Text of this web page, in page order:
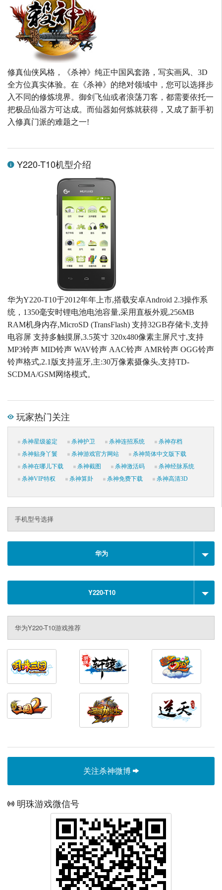
修真仙侠风格，《杀神》纯正中国风套路，写实画风、3D
全方位真实体验。在《杀神》的绝对领域中，您可以选择步
入不同的修炼境界。御剑飞仙或者浪荡刀客，都需要依托一
把极品仙器方可达成。而仙器如何炼就获得，又成了新手初
入修真门派的难题之一!
Y220-T10机型介绍
华为Y220-T10于2012年年上市,搭载安卓Android 2.3操作系
统，1350毫安时锂电池电池容量,采用直板外观,256MB
RAM机身内存,MicroSD (TransFlash) 支持32GB存储卡,支持
电容屏 支持多触摸屏,3.5英寸 320x480像素主屏尺寸,支持
MP3铃声 MID铃声 WAV铃声 AAC铃声 AMR铃声 OGG铃声
铃声格式,2.1版支持蓝牙,主:30万像素摄像头,支持TD-
SCDMA/GSM网络模式。
玩家热门关注
杀神星级鉴定 杀神护卫 杀神连招系统
杀神存档
杀神贴身丫鬟
杀神游戏官方网站
杀神简体中文版下载
杀神在哪儿下载
杀神截图 杀神激活码
杀神经脉系统
杀神VIP特权
杀神算卦 杀神免费下载 杀神高清3D
手机型号选择
华为
Y220-T10
华为Y220-T10游戏推荐
关注杀神微博
明珠游戏微信号